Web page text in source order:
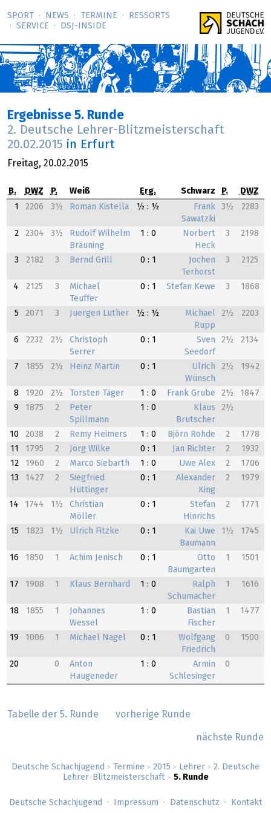
SPORT NEWS TERMINE
RESSORTS
SERVICE
DSJ-­INSIDE
Deutsche Schachjugend > Termine > 2015 > Lehrer > 2. Deutsche
Lehrer-Blitzmeisterschaft > 5. Runde
Ergebnisse 5. Runde
2. Deutsche Lehrer-Blitzmeisterschaft
20.02.2015 in Erfurt
Freitag, 20.02.2015
B. DWZ P. Weiß Erg. Schwarz P.
DWZ
1
2206 3½ Roman Kistella ½ : ½
Frank
Sawatzki
3½ 2283
2 2304 3½
Rudolf Wilhelm
Bräuning
1 : 0
Norbert
Heck
3 2198
3 2182 3 Bernd Grill 0 : 1
Jochen
Terhorst
3 2125
4 2125 3
Michael
Teuffer
0 : 1 Stefan Kewe 3 1868
5 2071 3 Juergen Luther ½ : ½
Michael
Rupp
2½ 2203
6 2232 2½
Christoph
Serrer
0 : 1
Sven
Seedorf
2½ 2134
7 1855 2½ Heinz Martin 0 : 1
Ulrich
Wünsch
2½ 1942
8 1920 2½ Torsten Täger 1 : 0 Frank Grube 2½
1847
9
1875 2
Peter
Spillmann
1 : 0
Klaus
Brutscher
2½
10 2038 2 Remy Heimers 1 : 0 Björn Rohde 2
1778
11
1795 2 Jörg Wilke 0 : 1 Jan Richter 2
1932
12
1960 2 Marco Siebarth 1 : 0 Uwe Alex 2
1706
13
1427 2
Siegfried
Hüttinger
0 : 1
Alexander
King
2 1979
14 1744 1½
Christian
Möller
0 : 1
Stefan
Hinrichs
2 1771
15 1823 1½ Ulrich Fitzke 0 : 1
Kai Uwe
Baumann
1½ 1745
16 1850 1 Achim Jenisch 0 : 1
Otto
Baumgarten
1 1501
17 1908 1 Klaus Bernhard 1 : 0
Ralph
Schumacher
1 1616
18 1855 1
Johannes
Wessel
1 : 0
Bastian
Fischer
1 1477
19 1006 1 Michael Nagel 0 : 1
Wolfgang
Friedrich
0 1500
20 0
Anton
Haugeneder
1 : 0
Armin
Schlesinger
0
Tabelle der 5. Runde vorherige Runde
nächste Runde
Deutsche Schachjugend Impressum Datenschutz Kontakt